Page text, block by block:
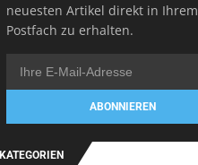
neuesten Artikel direkt in Ihrem
Postfach zu erhalten.
ABONNIEREN
KATEGORIEN